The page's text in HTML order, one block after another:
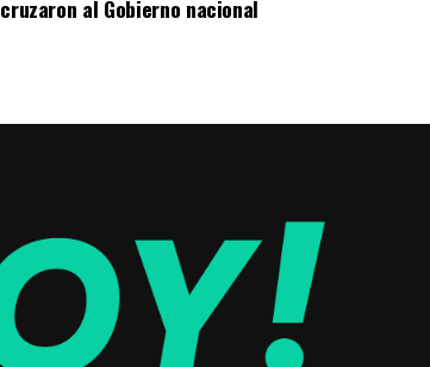
cruzaron al Gobierno nacional